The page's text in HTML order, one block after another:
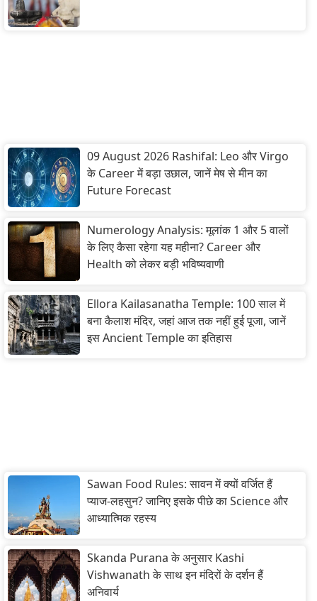
09 August 2026 Rashifal: Leo और Virgo
के Career में बड़ा उछाल, जानें मेष से मीन का
Future Forecast
Numerology Analysis: मूलांक 1 और 5 वालों
के लिए कैसा रहेगा यह महीना? Career और
Health को लेकर बड़ी भविष्यवाणी
Ellora Kailasanatha Temple: 100 साल में
बना कैलाश मंदिर, जहां आज तक नहीं हुई पूजा, जानें
इस Ancient Temple का इतिहास
Sawan Food Rules: सावन में क्यों वर्जित हैं
प्याज-लहसुन? जानिए इसके पीछे का Science और
आध्यात्मिक रहस्य
Skanda Purana के अनुसार Kashi
Vishwanath के साथ इन मंदिरों के दर्शन हैं
अनिवार्य